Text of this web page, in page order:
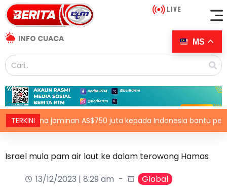
INFO CUACA
TERKINI
dana jaminan AS$750 juta kepada Indonesia bantu
Israel mula pam air laut ke dalam terowong Hamas
13/12/2023 | 8:29 am
Global
MS